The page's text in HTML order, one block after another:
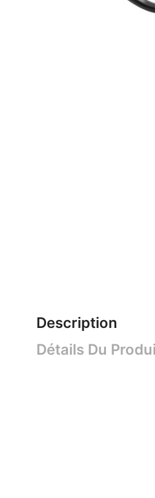
Description
Détails Du